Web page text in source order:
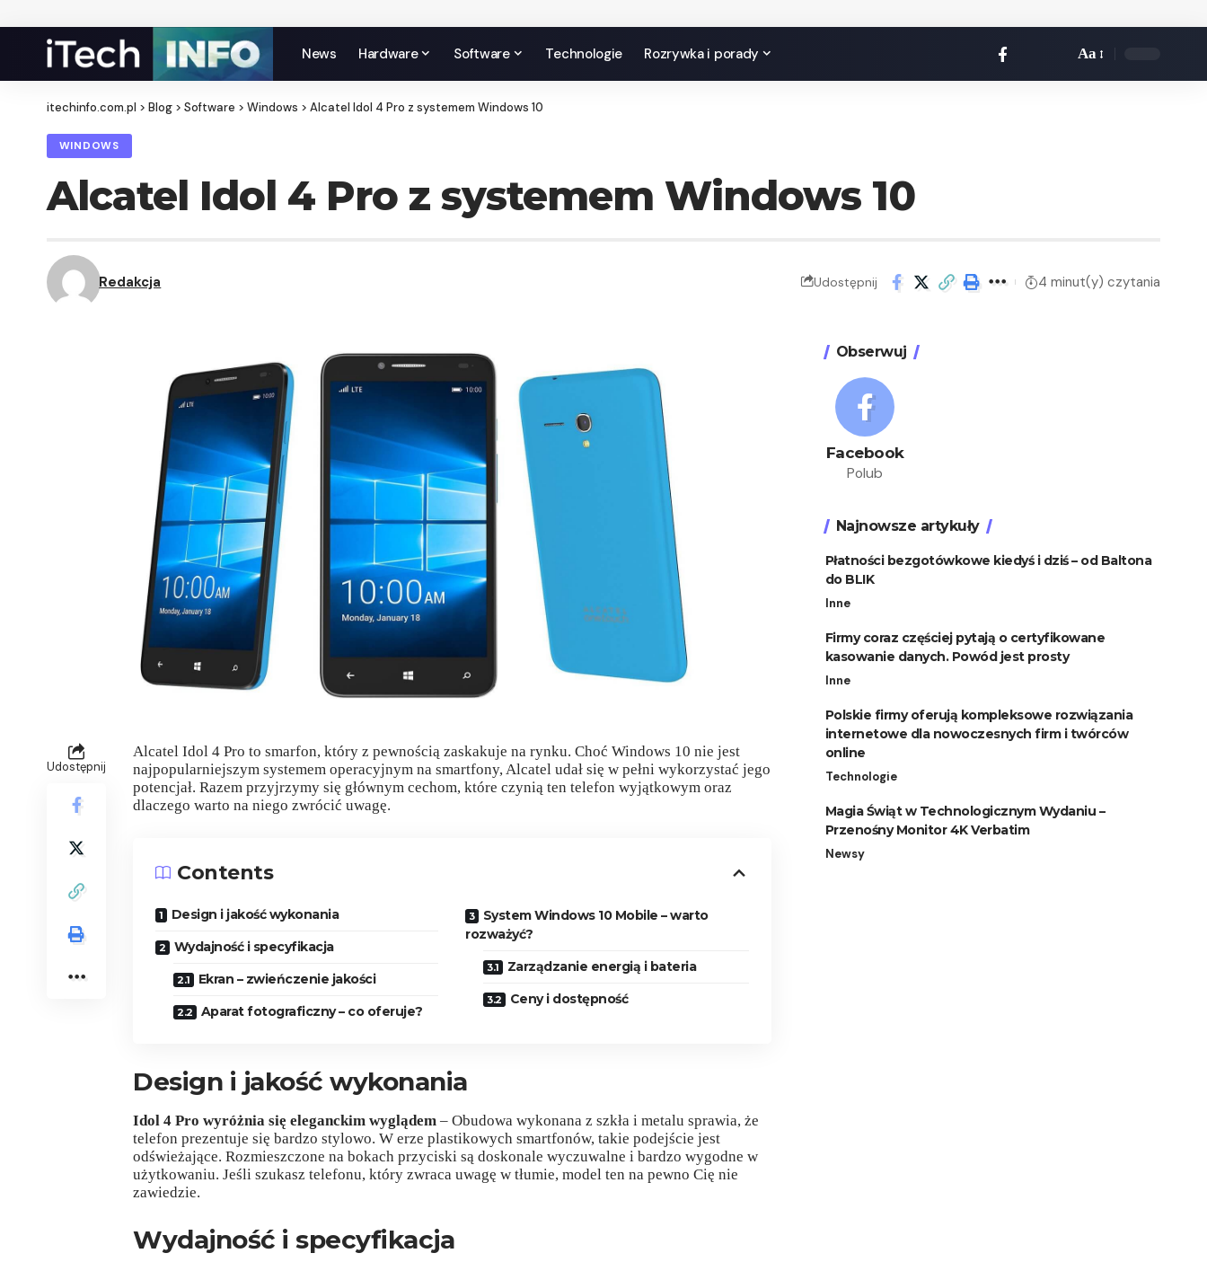
News Hardware Software Technologie Rozrywka i porady Aa
itechinfo.com.pl > Blog > Software > Windows > Alcatel Idol 4 Pro z systemem Windows 10
WINDOWS
Alcatel Idol 4 Pro z systemem Windows 10
Redakcja Udostępnij 4 minut(y) czytania
Udostępnij
Alcatel Idol 4 Pro to smarfon, który z pewnością zaskakuje na rynku. Choć Windows 10 nie jest
najpopularniejszym systemem operacyjnym na smartfony, Alcatel udał się w pełni wykorzystać jego
potencjał. Razem przyjrzymy się głównym cechom, które czynią ten telefon wyjątkowym oraz
dlaczego warto na niego zwrócić uwagę.
Contents
Design i jakość wykonania
Wydajność i specyfikacja
Ekran – zwieńczenie jakości
Aparat fotograficzny – co oferuje?
System Windows 10 Mobile – warto
rozważyć?
Zarządzanie energią i bateria
Ceny i dostępność
Design i jakość wykonania
Idol 4 Pro wyróżnia się eleganckim wyglądem – Obudowa wykonana z szkła i metalu sprawia, że
telefon prezentuje się bardzo stylowo. W erze plastikowych smartfonów, takie podejście jest
odświeżające. Rozmieszczone na bokach przyciski są doskonale wyczuwalne i bardzo wygodne w
użytkowaniu. Jeśli szukasz telefonu, który zwraca uwagę w tłumie, model ten na pewno Cię nie
zawiedzie.
Wydajność i specyfikacja
Obserwuj
Facebook
Polub
Najnowsze artykuły
Płatności bezgotówkowe kiedyś i dziś – od Baltona
do BLIK
Inne
Firmy coraz częściej pytają o certyfikowane
kasowanie danych. Powód jest prosty
Inne
Polskie firmy oferują kompleksowe rozwiązania
internetowe dla nowoczesnych firm i twórców
online
Technologie
Magia Świąt w Technologicznym Wydaniu –
Przenośny Monitor 4K Verbatim
Newsy